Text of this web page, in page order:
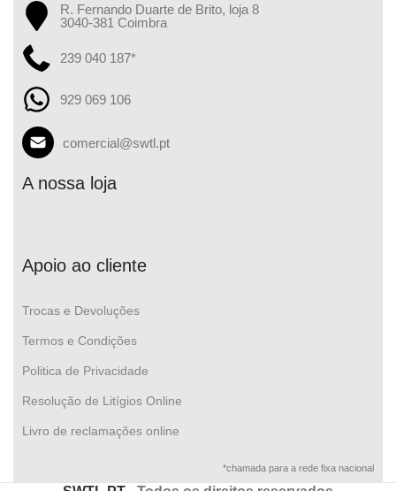
R. Fernando Duarte de Brito, loja 8
3040-381 Coimbra
239 040 187*
929 069 106
comercial@swtl.pt
A nossa loja
Apoio ao cliente
Trocas e Devoluções
Termos e Condições
Politica de Privacidade
Resolução de Litígios Online
Livro de reclamações online
*chamada para a rede fixa nacional